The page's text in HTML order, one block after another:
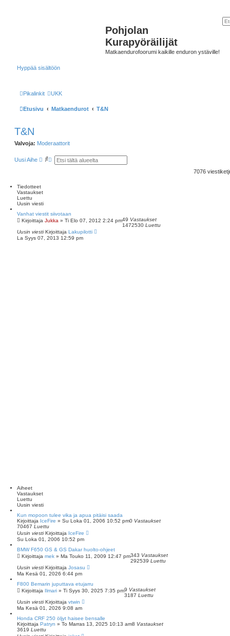
Pohjolan
Kurapyöräilijät
Matkaendurofoorumi kaikille enduron ystäville!
Hyppää sisältöön
Pikalinkit UKK
Etusivu Matkaendurot T&N
T&N
Valvoja: Moderaattorit
Uusi Aihe
E T
t
u
a
k
7076
Tiedotteet
Vastaukset
Luettu
Uusin viesti
Vanhat viestit siivotaan
Kirjoittaja Jukka » Ti Elo 07, 2012 2:24 pm49 Vastaukset
1472530 Luettu
Uusin viestiKirjoittaja Lakupilotti
La Syys 07, 2013 12:59 pm
Aiheet
Vastaukset
Luettu
Uusin viesti
Kun mopoon tulee vika ja apua pitäisi saada
Kirjoittaja IceFire » Su Loka 01, 2006 10:52 pm0 Vastaukset
70467 Luettu
Uusin viestiKirjoittaja IceFire
Su Loka 01, 2006 10:52 pm
BMW F650 GS & GS Dakar huolto-ohjeet
Kirjoittaja mek » Ma Touko 11, 2009 12:47 pm343 Vastaukset
292539 Luettu
Uusin viestiKirjoittaja Josasu
Ma Kesä 01, 2026 6:44 pm
F800 Bemarin juputtava etujarru
Kirjoittaja Ilmari » Ti Syys 30, 2025 7:35 pm9 Vastaukset
3187 Luettu
Uusin viestiKirjoittaja vtwin
Ma Kesä 01, 2026 9:08 am
Honda CRF 250 öljyt haisee bensalle
Kirjoittaja Patryn » To Marras 13, 2025 10:13 am8 Vastaukset
3619 Luettu